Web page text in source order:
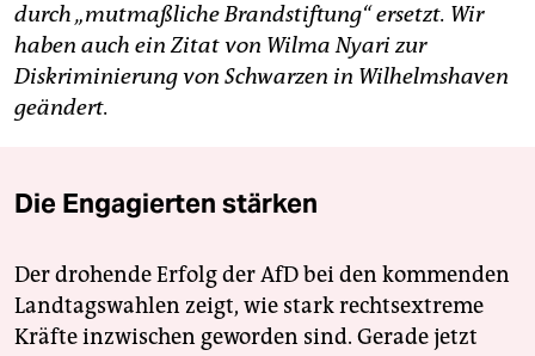
durch „mutmaßliche Brandstiftung“ ersetzt. Wir
haben auch ein Zitat von Wilma Nyari zur
Diskriminierung von Schwarzen in Wilhelmshaven
geändert.
Die Engagierten stärken
Der drohende Erfolg der AfD bei den kommenden
Landtagswahlen zeigt, wie stark rechtsextreme
Kräfte inzwischen geworden sind. Gerade jetzt